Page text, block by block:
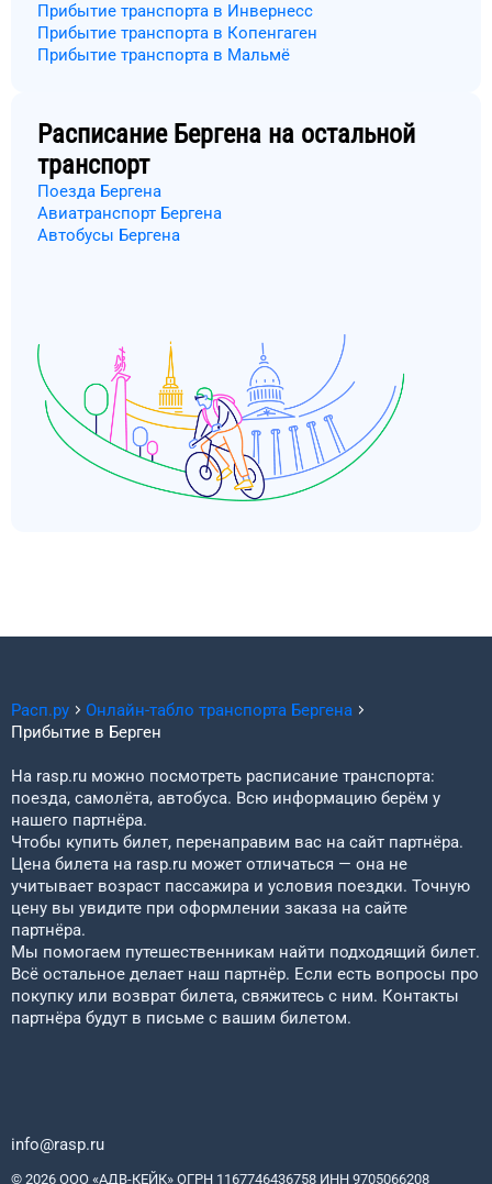
Прибытие транспорта в Инвернесс
Прибытие транспорта в Копенгаген
Прибытие транспорта в Мальмё
Расписание Бергена на остальной
транспорт
Поезда Бергена
Авиатранспорт Бергена
Автобусы Бергена
Расп.ру Онлайн-табло транспорта Бергена
Прибытие в Берген
На rasp.ru можно посмотреть расписание транспорта:
поезда, самолёта, автобуса. Всю информацию берём у
нашего партнёра.
Чтобы купить билет, перенаправим вас на сайт партнёра.
Цена билета на rasp.ru может отличаться — она не
учитывает возраст пассажира и условия поездки. Точную
цену вы увидите при оформлении заказа на сайте
партнёра.
Мы помогаем путешественникам найти подходящий билет.
Всё остальное делает наш партнёр. Если есть вопросы про
покупку или возврат билета, свяжитесь с ним. Контакты
партнёра будут в письме с вашим билетом.
info@rasp.ru
© 2026 ООО «АДВ-КЕЙК» ОГРН 1167746436758 ИНН 9705066208